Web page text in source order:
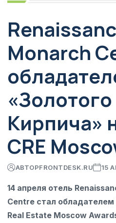
Monarch
«Золотого
Кирпича»
CRE
АВТОРFRONTDESK.RU 15
14 апреля отель
Centre стал
Real Estate Moscow